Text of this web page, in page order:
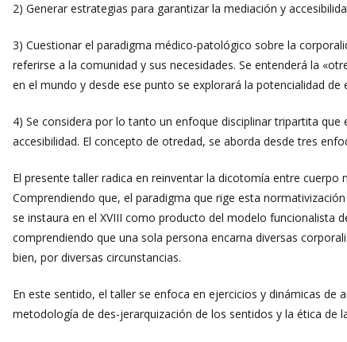
2)Generar estrategias para garantizar la mediación y
3)Cuestionar el paradigma médico-patológico sobre la
referirse a la comunidad y susnecesidades. Se entenderá la
en el mundo y desde ese punto se explorará la potencialidad de
4)Se considera por lo tanto un enfoque disciplinar tripartita
accesibilidad. El concepto de otredad, se aborda desde tres
El presente taller radica en reinventar la dicotomía entre
Comprendiendo que, el paradigma que rige esta
se instaura en el XVIII como producto del modelo funcionalista
comprendiendo que una sola persona encarna diversas
bien, por diversas circunstancias.
En este sentido, el taller se enfoca en ejercicios y dinámicas
metodología de des-jerarquización de los sentidos y la ética de